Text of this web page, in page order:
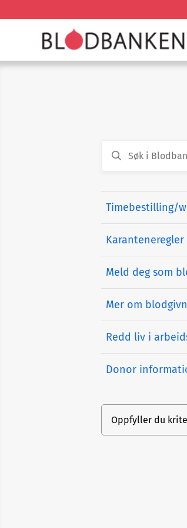
Timebestilling/
Karanteneregler
Meld deg som
Mer om
Redd liv i
Donor
Oppfyller du